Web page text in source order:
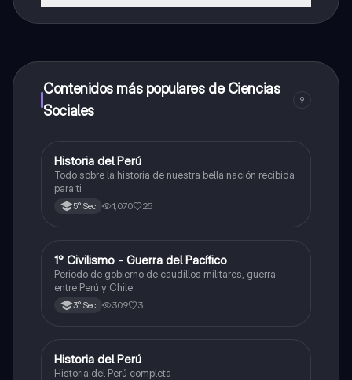
a determinadas funciones.
Contenidos más populares de Ciencias
Sociales
9
Ciencias Sociales
Historia del Perú
Todo sobre la historia de nuestra bella nación recibida
para ti
5° Sec 1,070 25
Ciencias Sociales
1° Civilismo - Guerra del Pacífico
Periodo de gobierno de caudillos militares, guerra
entre Perú y Chile
3° Sec 309 3
Ciencias Sociales
Historia del Perú
Historia del Perú completa